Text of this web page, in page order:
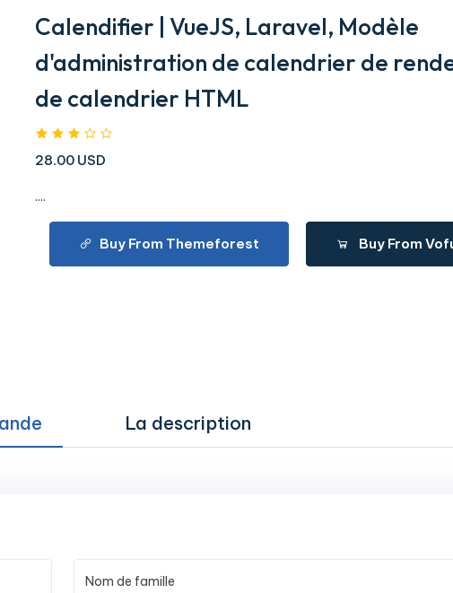
Calendifier | VueJS, Laravel, Modèle
d'administration de calendrier de
de calendrier HTML
28.00 USD
....
Buy From Themeforest Buy From
La description